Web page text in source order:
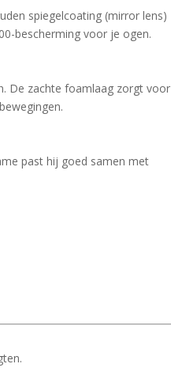
spiegelcoating (mirror lens)
bescherming voor je ogen.
De zachte foamlaag zorgt voor
past hij goed samen met